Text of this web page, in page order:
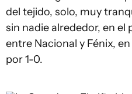
del tejido, solo, muy
sin nadie alrededor, en el
entre Nacional y Fénix,
por 1-0.